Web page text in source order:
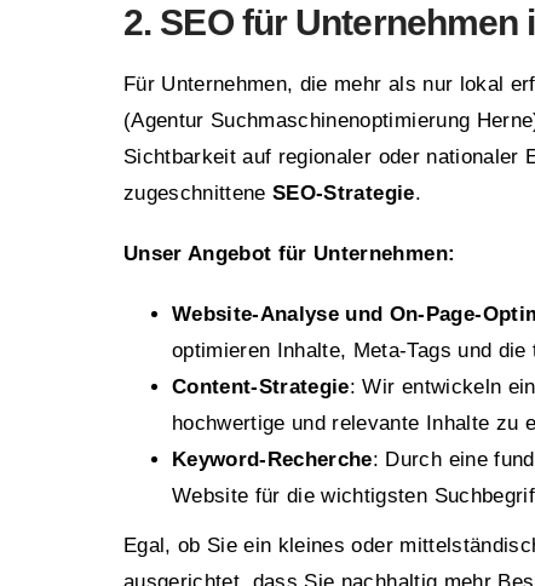
2. SEO für Unternehmen
Für Unternehmen, die mehr als nur lokal
(Agentur Suchmaschinenoptimierung
Sichtbarkeit auf regionaler oder nationaler
zugeschnitteneSEO-Strategie.
Unser Angebot für Unternehmen:
Website-Analyse und On-Page-
optimieren Inhalte, Meta-Tags und
Content-Strategie: Wir entwickeln
hochwertige und relevante Inhalte zu
Keyword-Recherche: Durch eine
Website für die wichtigsten
Egal, ob Sie ein kleines oder